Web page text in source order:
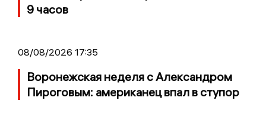
9 часов
08/08/2026 17:35
Воронежская неделя с Александром
Пироговым: американец впал в ступор